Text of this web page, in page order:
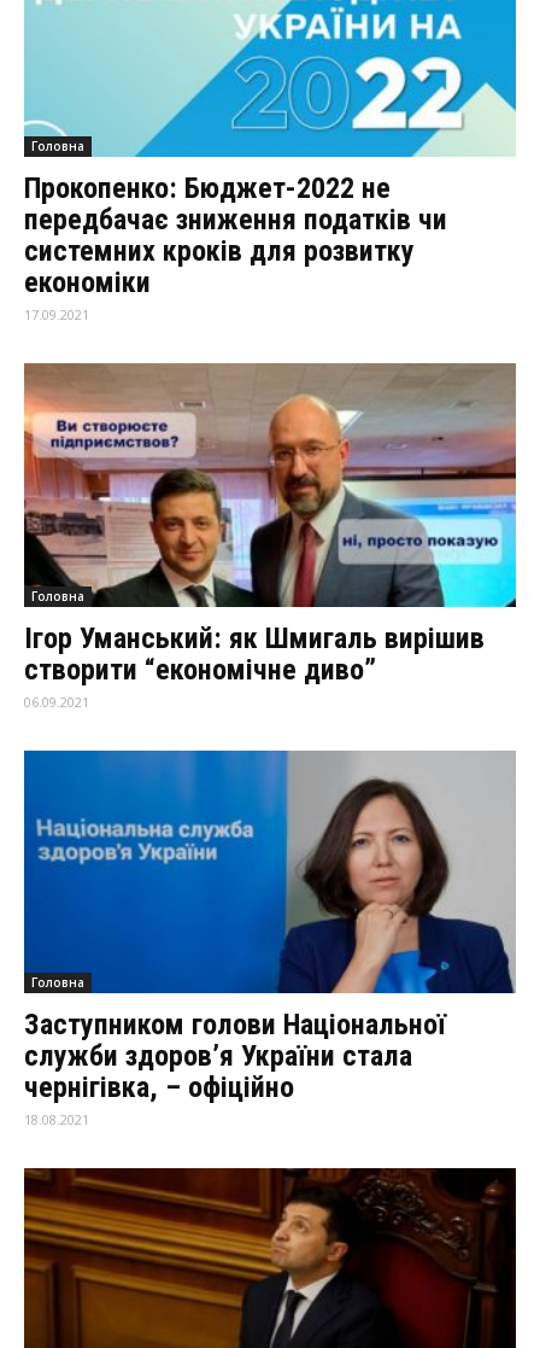
Головна
Прокопенко: Бюджет-2022 не
передбачає зниження податків чи
системних кроків для розвитку
економіки
17.09.2021
Головна
Ігор Уманський: як Шмигаль вирішив
створити “економічне диво”
06.09.2021
Головна
Заступником голови Національної
служби здоров’я України стала
чернігівка, – офіційно
18.08.2021